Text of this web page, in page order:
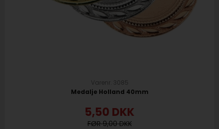
Varenr. 3085
Medalje Holland 40mm
9,00
5,50 DKK